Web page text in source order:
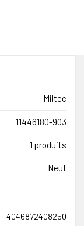
Miltec
11446180-903
1 produits
Neuf
4046872408250